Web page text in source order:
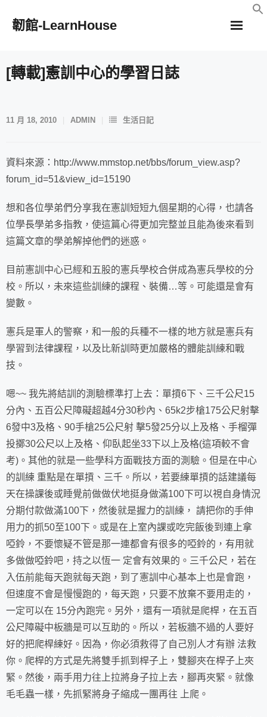
韌館-LearnHouse
[轉載]憲訓中心的學習日誌
11 月 18, 2010 ADMIN 生活日記
資料來源：http://www.mmstop.net/bbs/forum_view.asp?
forum_id=51&view_id=15190
想和各位學弟們分享我在憲訓短短九個星期的心得，也請各
位學長學弟多指教，使這篇心得更加完整並且能為後來看到
這篇文章的學弟解掉他們的迷惑。
目前憲訓中心已經和五股的憲兵學校合併成為憲兵學校的分
校。所以，未來這些訓練的課程、裝備…等。可能還是會有
變數。
憲兵是軍人的警察，和一般的兵種不一樣的地方就是憲兵有
學習到法律課程，以及比新訓時更加嚴格的體能訓練和戰
技。
嗯~~ 我先將結訓的測驗標準打上去：單摃6下、三千公尺15
分內、五百公尺障礙超越4分30秒內、65k2步槍175公尺射擊
6發中3及格、90手槍25公尺射 擊5發25分以上及格、手榴彈
投擲30公尺以上及格、仰臥起坐33下以上及格(這項較不會
考)。其他的就是一些學科方面戰技方面的測驗。但是在中心
的訓練 重點是在單摃、三千。所以，若要練單摃的話建議每
天在操課後或睡覺前做做伏地挺身做滿100下可以視自身情況
分期付款做滿100下，然後就是握力的訓練， 請把你的手伸
用力的抓50至100下。或是在上室內課或吃完飯後到連上拿
啞鈴，不要懷疑不管是那一連都會有很多的啞鈴的，有用就
多做做啞鈴吧，持之以恆一 定會有效果的。三千公尺，若在
入伍前能每天跑就每天跑，到了憲訓中心基本上也是會跑，
但速度不會是慢慢跑的，每天跑，只要不放棄不要用走的，
一定可以在 15分內跑完。另外，還有一項就是爬桿，在五百
公尺障礙中板牆是可以互助的。所以，若板牆不過的人要好
好的把爬桿練好。因為，你必須救得了自己別人才有辦 法救
你。爬桿的方式是先將雙手抓到桿子上，雙腳夾在桿子上夾
緊。然後，兩手用力往上拉將身子拉上去，腳再夾緊。就像
毛毛蟲一樣，先抓緊將身子縮成一團再往 上爬。